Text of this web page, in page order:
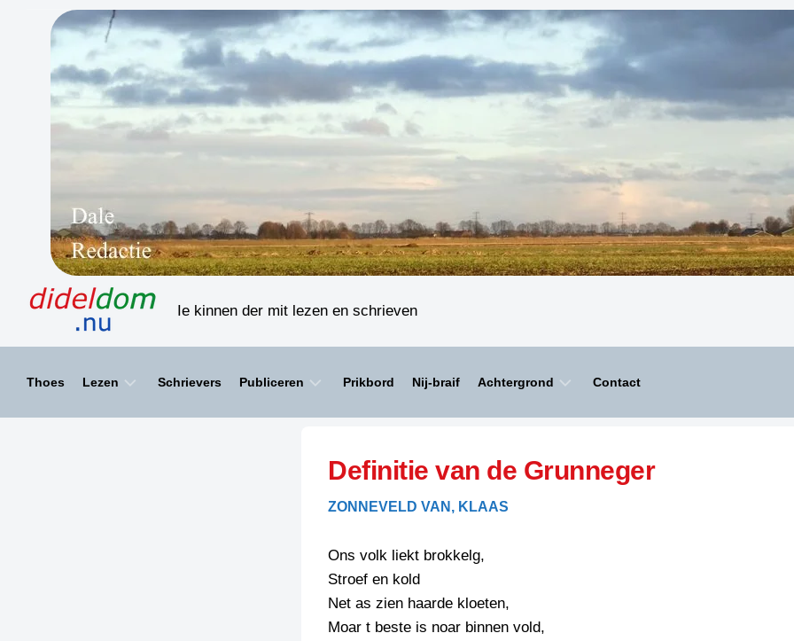
Ie kinnen der mit lezen en schrieven
Thoes Lezen
HAIKU’S
LIMERICKS
SCHRIEFWEDSTRIED
FLYER
BIENOAMEN
LEGENDEN
RECEPTEN
SPREUKEN
Schrievers Publiceren
SPELLENSCONTROLE
SCHRIEFREGELS
Prikbord Nij-braif Achtergrond
KREUZE
JOEN
Contact
Definitie van de Grunneger
ZONNEVELD VAN, KLAAS
Ons volk liekt brokkelg,
Stroef en kold
Net as zien haarde kloeten,
Moar t beste is noar binnen vold,